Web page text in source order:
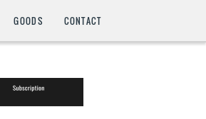
GOODS CONTACT